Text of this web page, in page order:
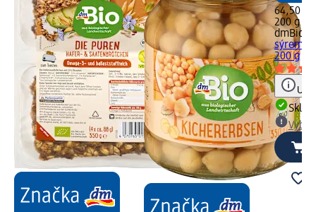
64,50 Kč
200 g
dmBio
sýrem a
200 g